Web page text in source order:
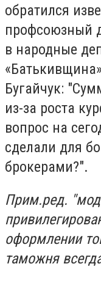
обратился
профсоюзный
в народные
Бугайчук:
из-за роста
вопрос на
сделали для
брокерами?".
Прим.ред.
оформлении
таможня